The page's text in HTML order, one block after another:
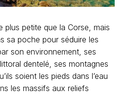
plus petite que la Corse, mais
sa poche pour séduire les
son environnement, ses
dentelé, ses montagnes
soient les pieds dans l’eau
les massifs aux reliefs